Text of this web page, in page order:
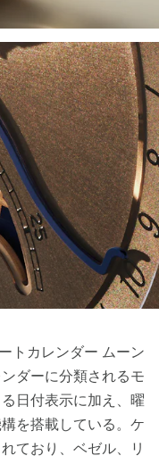
トカレンダー ムーン
ダーに分類されるモ
日付表示に加え、曜
を搭載している。ケ
ており、ベゼル、リ